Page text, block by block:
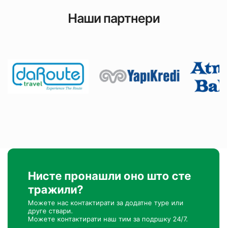
Наши партнери
Нисте пронашли оно што сте
тражили?
Можете нас контактирати за додатне туре или
друге ствари.
Можете контактирати наш тим за подршку 24/7.